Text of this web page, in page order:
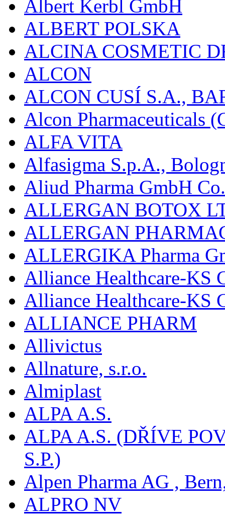
Albert Kerbl GmbH
ALBERT POLSKA
ALCINA COSMETIC
ALCON
ALCON CUSÍ S.A.,
Alcon Pharmaceuticals
ALFA VITA
Alfasigma S.p.A.,
Aliud Pharma GmbH
ALLERGAN BOTOX
ALLERGAN
ALLERGIKA Pharma
Alliance Healthcare-KS
Alliance Healthcare-KS
ALLIANCE PHARM
Allivictus
Allnature, s.r.o.
Almiplast
ALPA A.S.
ALPA A.S. (DŘÍVE
S.P.)
Alpen Pharma AG ,
ALPRO NV